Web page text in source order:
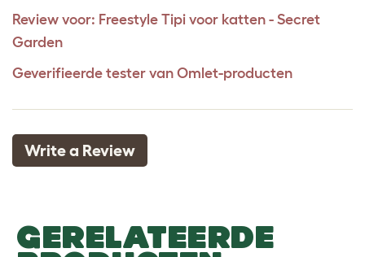
Review voor: Freestyle Tipi voor katten - Secret
Garden
Geverifieerde tester van Omlet-producten
Write a Review
GERELATEERDE